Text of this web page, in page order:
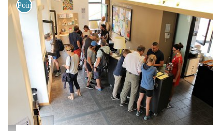
Point d'information